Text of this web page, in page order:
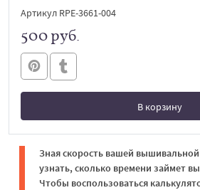
Артикул RPE-3661-004
500 руб.
В корзину
В корзине
Зная скорость вашей
узнать, сколько времени займет
Чтобы воспользоваться